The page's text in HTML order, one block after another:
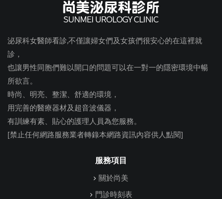
泌尿科女醫師看診,不僅讓婦女們及女孩們很安心的在這裡就
診，
也讓男性同胞們難以開口的問題可以在一對一的隱密環境中暢
所欲言。
時尚、明亮、整潔、舒適的環境，
用完善的醫療器材及超音波儀器，
有訓練有素、貼心的護理人員為您服務。
[禁止任何網路服務業者轉錄本網路資訊內容供人點閱]
服務項目
關於尚美
門診時刻表